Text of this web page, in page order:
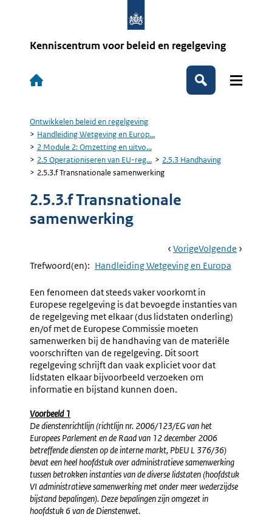
Kenniscentrum voor beleid en regelgeving
Hoofdnavigatie
Zoeken
Kruimelpad
Ontwikkelen beleid en regelgeving
Handleiding Wetgeving en Europ...
2 Module 2: Omzetting en uitvo...
2.5 Operationiseren van EU-reg...
2.5.3 Handhaving
2.5.3.f Transnationale samenwerking
2.5.3.f Transnationale
samenwerking
Book
Navigation
Ga
Naar
VorigePagina:
2.5.3.e
Concrete
Ga
Naar
Volgende Pagina:
Trefwoord(en): Handleiding Wetgeving en Europa
Een fenomeen dat steeds vaker voorkomt in
Europese regelgeving is dat bevoegde instanties van
de regelgeving met elkaar (dus lidstaten onderling)
en/of met de Europese Commissie moeten
samenwerken bij de handhaving van de materiële
voorschriften van de regelgeving. Dit soort
regelgeving schrijft dan vaak expliciet voor dat
lidstaten elkaar bijvoorbeeld verzoeken om
informatie en bijstand kunnen doen.
Voorbeeld 1
De dienstenrichtlijn (richtlijn nr. 2006/123/EG van het
Europees Parlement en de Raad van 12 december 2006
betreffende diensten op de interne markt, PbEU L 376/36)
bevat een heel hoofdstuk over administratieve samenwerking
tussen betrokken instanties van de diverse lidstaten (hoofdstuk
VI administratieve samenwerking met onder meer wederzijdse
bijstand bepalingen). Deze bepalingen zijn omgezet in
hoofdstuk 6 van de Dienstenwet.